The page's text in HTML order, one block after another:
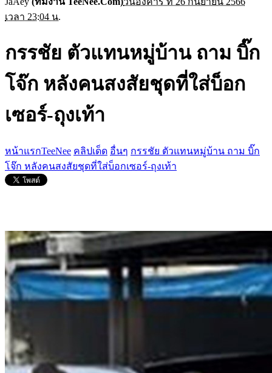
เวลา 23:04 น.
กรรชัย ตัวแทนหมู่บ้าน ถาม บิ๊ก
โจ๊ก หลังคนสงสัยชุดที่ใส่บ็อก
เซอร์-ถุงเท้า
หน้าแรกTeeNee คลิปเด็ด อื่นๆ กรรชัย ตัวแทนหมู่บ้าน ถาม บิ๊ก
โจ๊ก หลังคนสงสัยชุดที่ใส่บ็อกเซอร์-ถุงเท้า